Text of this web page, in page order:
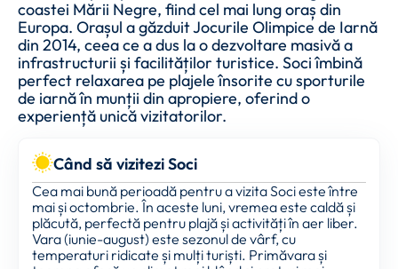
coastei Mării Negre, fiind cel mai lung oraș din
Europa. Orașul a găzduit Jocurile Olimpice de Iarnă
din 2014, ceea ce a dus la o dezvoltare masivă a
infrastructurii și facilităților turistice. Soci îmbină
perfect relaxarea pe plajele însorite cu sporturile
de iarnă în munții din apropiere, oferind o
experiență unică vizitatorilor.
Când să vizitezi Soci
Cea mai bună perioadă pentru a vizita Soci este între
mai și octombrie. În aceste luni, vremea este caldă și
plăcută, perfectă pentru plajă și activități în aer liber.
Vara (iunie-august) este sezonul de vârf, cu
temperaturi ridicate și mulți turiști. Primăvara și